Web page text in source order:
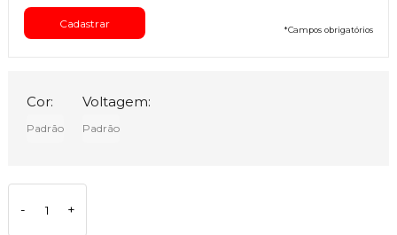
*Campos obrigatórios
Cor:
Padrão
Voltagem:
Padrão
- +